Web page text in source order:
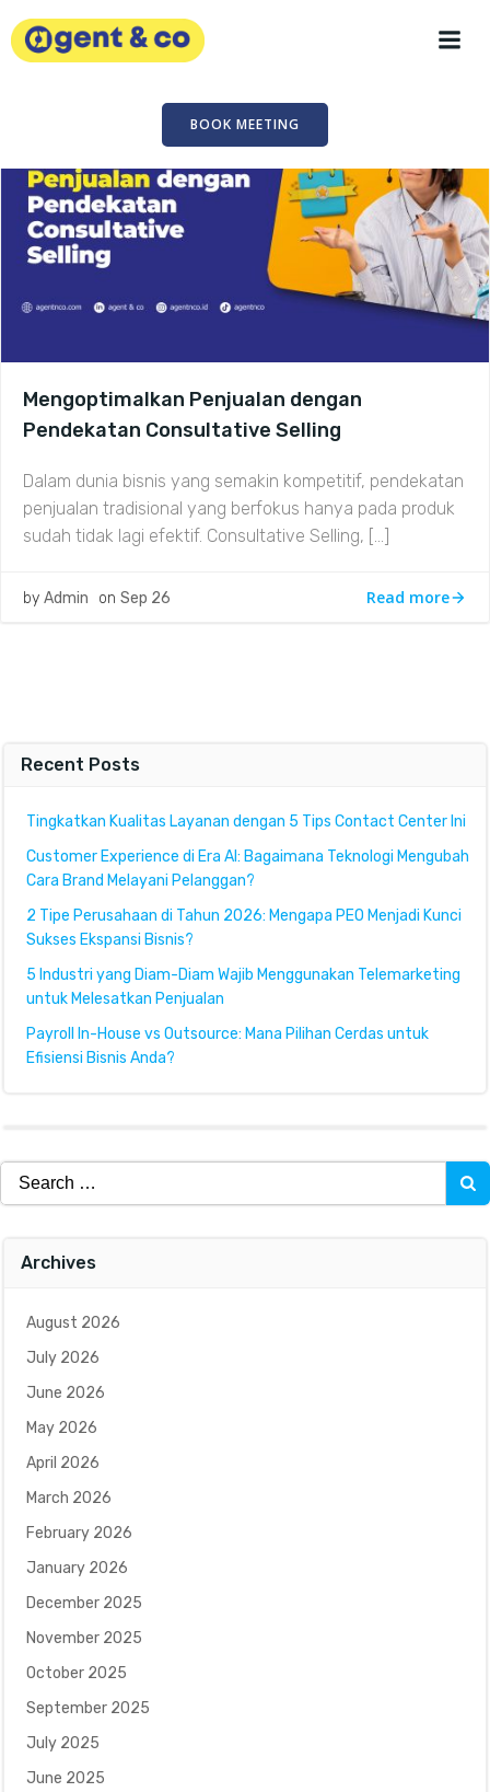
BOOK MEETING
Mengoptimalkan Penjualan dengan
Pendekatan Consultative Selling
Dalam dunia bisnis yang semakin kompetitif, pendekatan
penjualan tradisional yang berfokus hanya pada produk
sudah tidak lagi efektif. Consultative Selling, […]
by Admin on Sep 26 Read more
Recent Posts
Tingkatkan Kualitas Layanan dengan 5 Tips Contact Center Ini
Customer Experience di Era AI: Bagaimana Teknologi Mengubah
Cara Brand Melayani Pelanggan?
2 Tipe Perusahaan di Tahun 2026: Mengapa PEO Menjadi Kunci
Sukses Ekspansi Bisnis?
5 Industri yang Diam-Diam Wajib Menggunakan Telemarketing
untuk Melesatkan Penjualan
Payroll In-House vs Outsource: Mana Pilihan Cerdas untuk
Efisiensi Bisnis Anda?
Search
for:
Archives
August 2026
July 2026
June 2026
May 2026
April 2026
March 2026
February 2026
January 2026
December 2025
November 2025
October 2025
September 2025
July 2025
June 2025